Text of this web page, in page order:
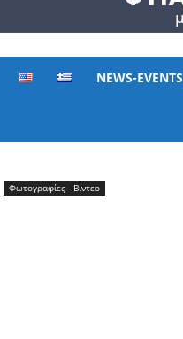
Hidden NEWS-EVENTS
Φωτογραφίες - Βίντεο